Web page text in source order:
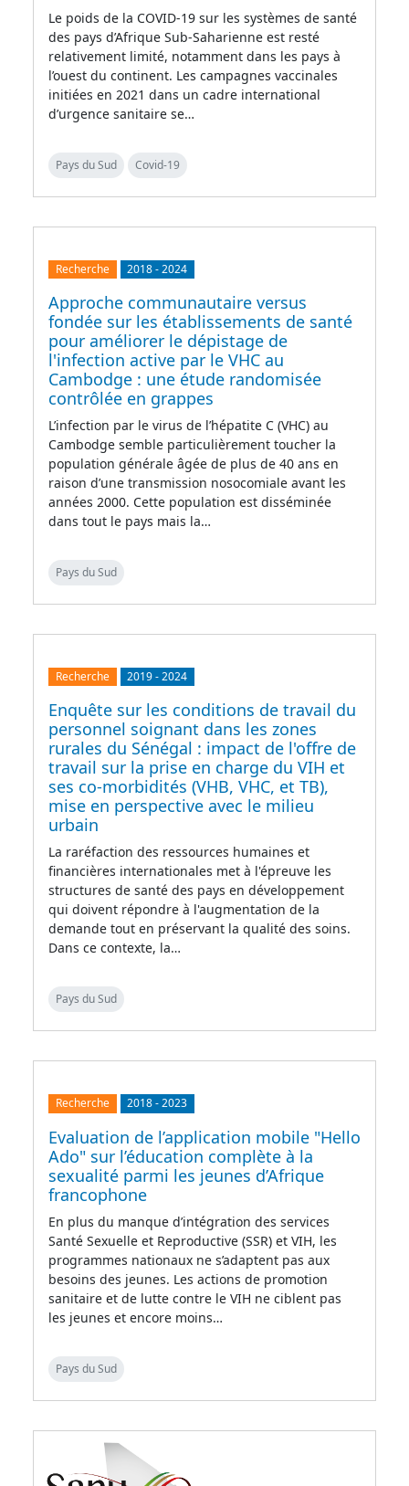
Le poids de la COVID-19 sur les systèmes de santé
des pays d’Afrique Sub-Saharienne est resté
relativement limité, notamment dans les pays à
l’ouest du continent. Les campagnes vaccinales
initiées en 2021 dans un cadre international
d’urgence sanitaire se…
Pays du Sud Covid-19
Recherche 2018-2024
Approche communautaire versus
fondée sur les établissements de santé
pour améliorer le dépistage de
l'infection active par le VHC au
Cambodge : une étude randomisée
contrôlée en grappes
L’infection par le virus de l’hépatite C (VHC) au
Cambodge semble particulièrement toucher la
population générale âgée de plus de 40 ans en
raison d’une transmission nosocomiale avant les
années 2000. Cette population est disséminée
dans tout le pays mais la…
Pays du Sud
Recherche 2019-2024
Enquête sur les conditions de travail du
personnel soignant dans les zones
rurales du Sénégal : impact de l'offre de
travail sur la prise en charge du VIH et
ses co-morbidités (VHB, VHC, et TB),
mise en perspective avec le milieu
urbain
La raréfaction des ressources humaines et
financières internationales met à l'épreuve les
structures de santé des pays en développement
qui doivent répondre à l'augmentation de la
demande tout en préservant la qualité des soins.
Dans ce contexte, la…
Pays du Sud
Recherche 2018-2023
Evaluation de l’application mobile "Hello
Ado" sur l’éducation complète à la
sexualité parmi les jeunes d’Afrique
francophone
En plus du manque d’intégration des services
Santé Sexuelle et Reproductive (SSR) et VIH, les
programmes nationaux ne s’adaptent pas aux
besoins des jeunes. Les actions de promotion
sanitaire et de lutte contre le VIH ne ciblent pas
les jeunes et encore moins…
Pays du Sud